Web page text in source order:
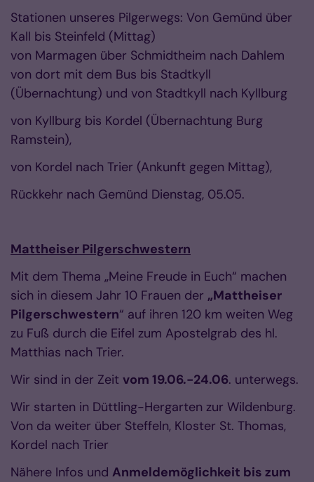
Stationen unseres Pilgerwegs: Von Gemünd über
Kall bis Steinfeld (Mittag)
von Marmagen über Schmidtheim nach Dahlem
von dort mit dem Bus bis Stadtkyll
(Übernachtung) und von Stadtkyll nach Kyllburg
von Kyllburg bis Kordel (Übernachtung Burg
Ramstein),
von Kordel nach Trier (Ankunft gegen Mittag),
Rückkehr nach Gemünd Dienstag, 05.05.
Mattheiser Pilgerschwestern
Mit dem Thema „Meine Freude in Euch“ machen
sich in diesem Jahr 10 Frauen der „Mattheiser
Pilgerschwestern“ auf ihren 120 km weiten Weg
zu Fuß durch die Eifel zum Apostelgrab des hl.
Matthias nach Trier.
Wir sind in der Zeit vom 19.06.-24.06. unterwegs.
Wir starten in Düttling-Hergarten zur Wildenburg.
Von da weiter über Steffeln, Kloster St. Thomas,
Kordel nach Trier
Nähere Infos und Anmeldemöglichkeit bis zum